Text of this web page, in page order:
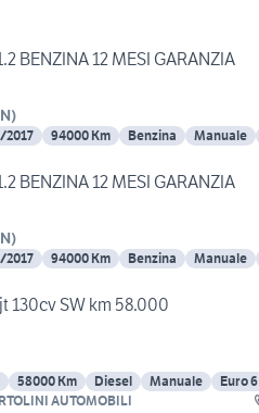
BENZINA 12 MESI GARANZIA
)
2017 94000 Km Benzina Manuale
BENZINA 12 MESI GARANZIA
)
2017 94000 Km Benzina Manuale
130cv SW km 58.000
58000 Km Diesel Manuale
Euro 6
AUTOMOBILI